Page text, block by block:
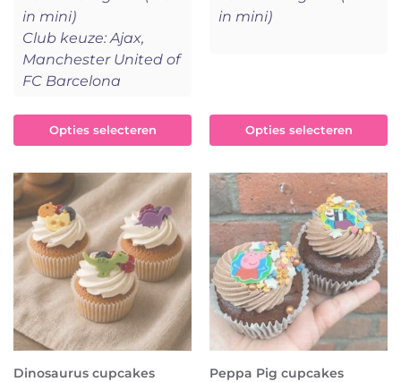
in mini)
Club keuze: Ajax,
Manchester United of
FC Barcelona
Opties selecteren
in mini)
Opties selecteren
Dinosaurus cupcakes Peppa Pig cupcakes